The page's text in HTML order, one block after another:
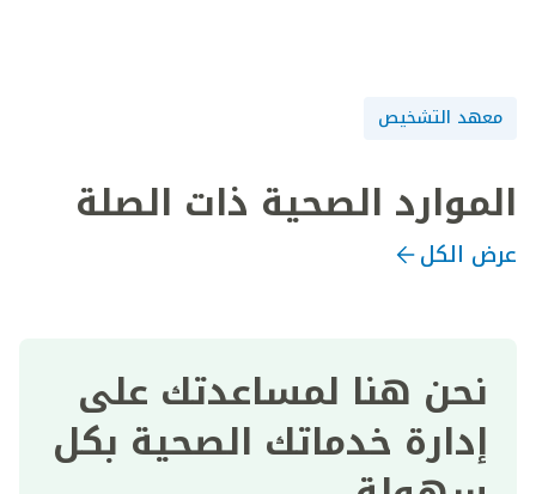
معهد التشخيص
الموارد الصحية ذات الصلة
عرض الكل
نحن هنا لمساعدتك على
إدارة خدماتك الصحية بكل